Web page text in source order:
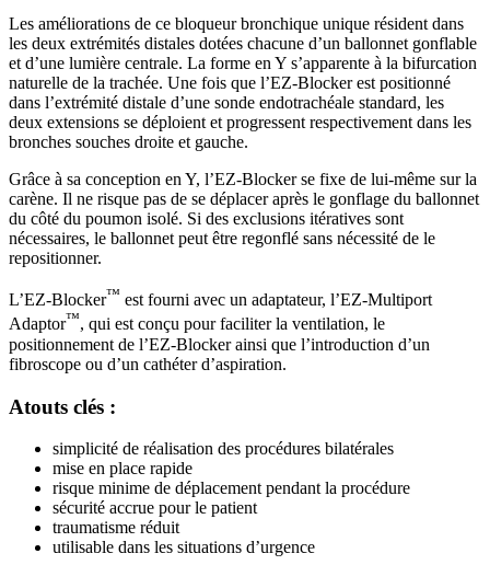
Les améliorations de ce bloqueur bronchique unique résident dans
les deux extrémités distales dotées chacune d’un ballonnet gonflable
et d’une lumière centrale. La forme en Y s’apparente à la bifurcation
naturelle de la trachée. Une fois que l’EZ-Blocker est positionné
dans l’extrémité distale d’une sonde endotrachéale standard, les
deux extensions se déploient et progressent respectivement dans les
bronches souches droite et gauche.
Grâce à sa conception en Y, l’EZ-Blocker se fixe de lui-même sur la
carène. Il ne risque pas de se déplacer après le gonflage du ballonnet
du côté du poumon isolé. Si des exclusions itératives sont
nécessaires, le ballonnet peut être regonflé sans nécessité de le
repositionner.
L’EZ-Blocker™ est fourni avec un adaptateur, l’EZ-Multiport
Adaptor™, qui est conçu pour faciliter la ventilation, le
positionnement de l’EZ-Blocker ainsi que l’introduction d’un
fibroscope ou d’un cathéter d’aspiration.
Atouts clés :
simplicité de réalisation des procédures bilatérales
mise en place rapide
risque minime de déplacement pendant la procédure
sécurité accrue pour le patient
traumatisme réduit
utilisable dans les situations d’urgence